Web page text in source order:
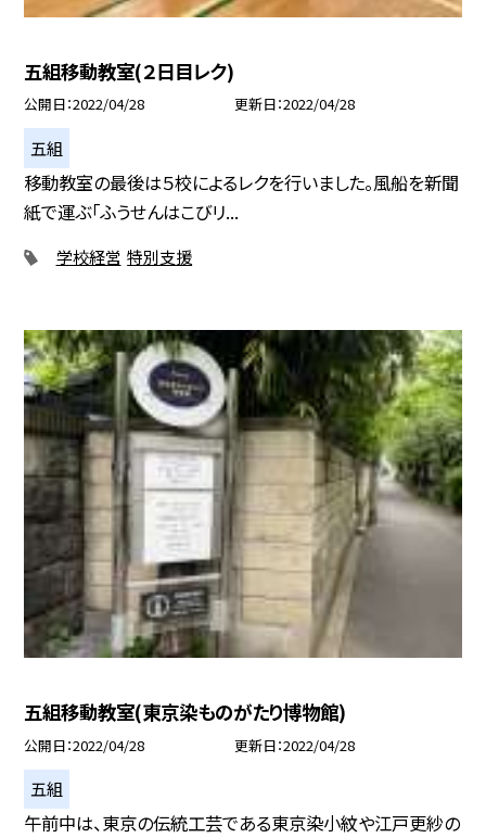
五組移動教室(２日目レク)
公開日 2022/04/28 更新日 2022/04/28
五組
移動教室の最後は５校によるレクを行いました。風船を新聞
紙で運ぶ「ふうせんはこびリ...
学校経営 特別支援
五組移動教室(東京染ものがたり博物館)
公開日 2022/04/28 更新日 2022/04/28
五組
午前中は、東京の伝統工芸である東京染小紋や江戸更紗の